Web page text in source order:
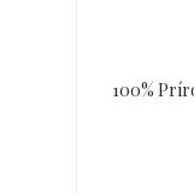
100%